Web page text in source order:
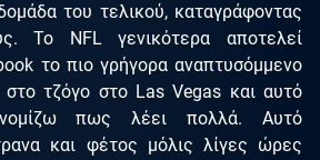
του τελικού, καταγράφοντας
Το NFL γενικότερα αποτελεί
το πιο γρήγορα αναπτυσόμμενο
τζόγο στο Las Vegas και αυτό
πως λέει πολλά. Αυτό
και φέτος μόλις λίγες ώρες